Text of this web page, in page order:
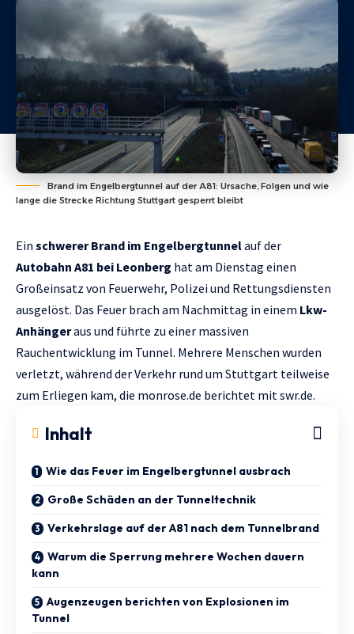
Brand im Engelbergtunnel auf der A81: Ursache, Folgen und wie
lange die Strecke Richtung Stuttgart gesperrt bleibt
Ein schwerer Brand im Engelbergtunnelauf der
Autobahn A81 bei Leonberg hat am Dienstag einen
Großeinsatz von Feuerwehr, Polizei und Rettungsdiensten
ausgelöst. Das Feuer brach am Nachmittag in einem Lkw-
Anhängeraus und führte zu einer massiven
Rauchentwicklung im Tunnel. Mehrere Menschen wurden
verletzt, während der Verkehr rund um Stuttgart teilweise
zum Erliegen kam, die monrose.de berichtet mit swr.de.
Inhalt
Wie das Feuer im Engelbergtunnel ausbrach
Große Schäden an der Tunneltechnik
Verkehrslage auf der A81 nach dem Tunnelbrand
Warum die Sperrung mehrere Wochen dauern
kann
Augenzeugen berichten von Explosionen im
Tunnel